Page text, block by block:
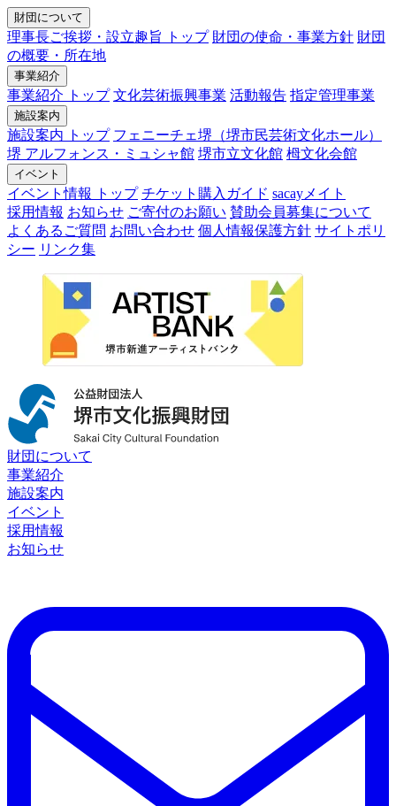
財団について
理事長ご挨拶・設立趣旨 トップ 財団の使命・事業方針 財団
の概要・所在地
事業紹介
事業紹介 トップ 文化芸術振興事業 活動報告 指定管理事業
施設案内
施設案内 トップ フェニーチェ堺（堺市民芸術文化ホール）
堺 アルフォンス・ミュシャ館 堺市立文化館 栂文化会館
イベント
イベント情報 トップ チケット購入ガイド sacayメイト
採用情報 お知らせ ご寄付のお願い 賛助会員募集について
よくあるご質問 お問い合わせ 個人情報保護方針 サイトポリ
シー リンク集
財団について
事業紹介
施設案内
イベント
採用情報
お知らせ